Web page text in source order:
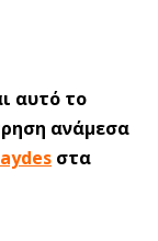
αυτό το
ανάμεσα
στα